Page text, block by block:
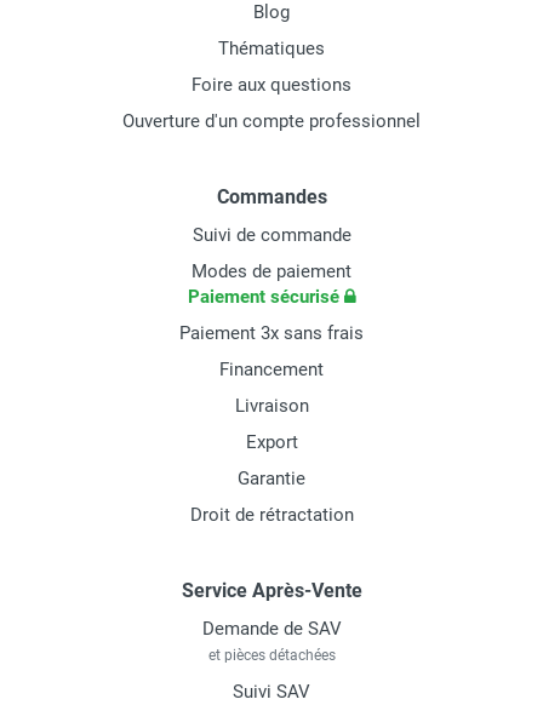
Blog
Thématiques
Foire aux questions
Ouverture d'un compte professionnel
Commandes
Suivi de commande
Modes de paiement
Paiement sécurisé
Paiement 3x sans frais
Financement
Livraison
Export
Garantie
Droit de rétractation
Service Après-Vente
Demande de SAV
et pièces détachées
Suivi SAV